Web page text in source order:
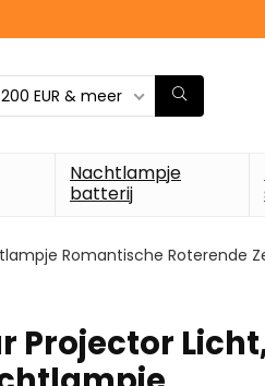
200 EUR & meer
Nachtlampje
batterij
Romantische Roterende
Projector